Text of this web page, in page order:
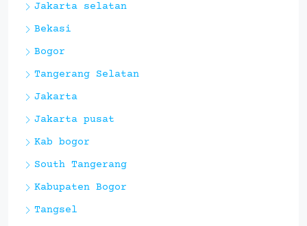
Jakarta selatan
Bekasi
Bogor
Tangerang Selatan
Jakarta
Jakarta pusat
Kab bogor
South Tangerang
Kabupaten Bogor
Tangsel